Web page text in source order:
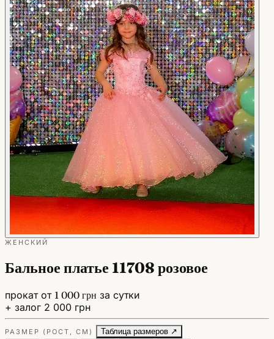
ЖЕНСКИЙ
Бальное платье 11708 розовое
прокат от 1 000 грн за сутки
+ залог 2 000 грн
РАЗМЕР (РОСТ, СМ)
Таблица размеров ↗